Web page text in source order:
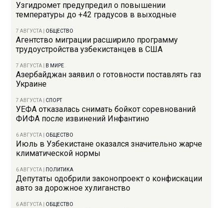
Узгидромет предупредил о повышении
температуры до +42 градусов в выходные
7 АВГУСТА ОБЩЕСТВО
Агентство миграции расширило программу
трудоустройства узбекистанцев в США
7 АВГУСТА В МИРЕ
Азербайджан заявил о готовности поставлять газ
Украине
7 АВГУСТА СПОРТ
УЕФА отказалась снимать бойкот соревнований
ФИФА после извинений Инфантино
6 АВГУСТА ОБЩЕСТВО
Июль в Узбекистане оказался значительно жарче
климатической нормы
6 АВГУСТА ПОЛИТИКА
Депутаты одобрили законопроект о конфискации
авто за дорожное хулиганство
6 АВГУСТА ОБЩЕСТВО